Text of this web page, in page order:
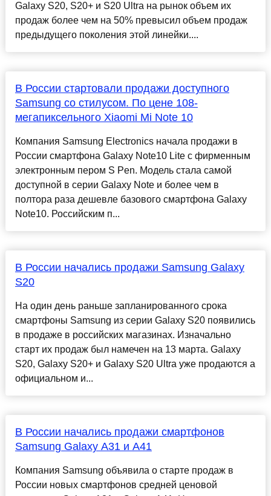
Galaxy S20, S20+ и S20 Ultra на рынок объем их
продаж более чем на 50% превысил объем продаж
предыдущего поколения этой линейки....
В России стартовали продажи доступного
Samsung со стилусом. По цене 108-
мегапиксельного Xiaomi Mi Note 10
Компания Samsung Electronics начала продажи в
России смартфона Galaxy Note10 Lite с фирменным
электронным пером S Pen. Модель стала самой
доступной в серии Galaxy Note и более чем в
полтора раза дешевле базового смартфона Galaxy
Note10. Российским п...
В России начались продажи Samsung Galaxy
S20
На один день раньше запланированного срока
смартфоны Samsung из серии Galaxy S20 появились
в продаже в российских магазинах. Изначально
старт их продаж был намечен на 13 марта. Galaxy
S20, Galaxy S20+ и Galaxy S20 Ultra уже продаются а
официальном и...
В России начались продажи смартфонов
Samsung Galaxy A31 и A41
Компания Samsung объявила о старте продаж в
России новых смартфонов средней ценовой